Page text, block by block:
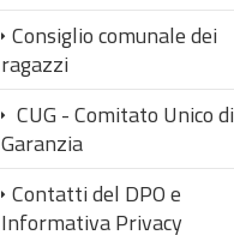
Consiglio comunale dei
ragazzi
CUG - Comitato Unico di
Garanzia
Contatti del DPO e
Informativa Privacy